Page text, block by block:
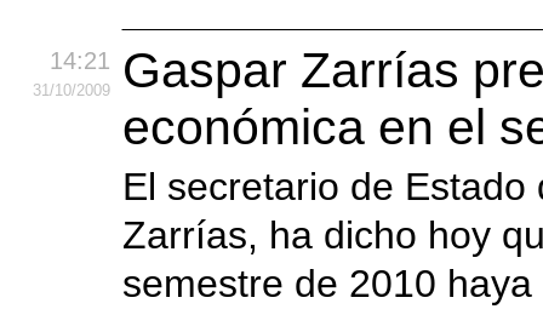
14:21
31/10/2009
Gaspar Zarrías
económica en el
El secretario de
Zarrías, ha dicho hoy
semestre de 2010